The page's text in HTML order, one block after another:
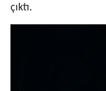
çıktı.